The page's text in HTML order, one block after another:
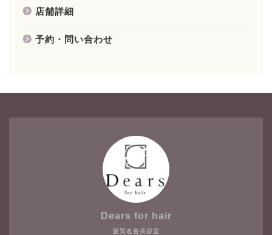
店舗詳細
予約・問い合わせ
髪質改善美容室
Dears for hair